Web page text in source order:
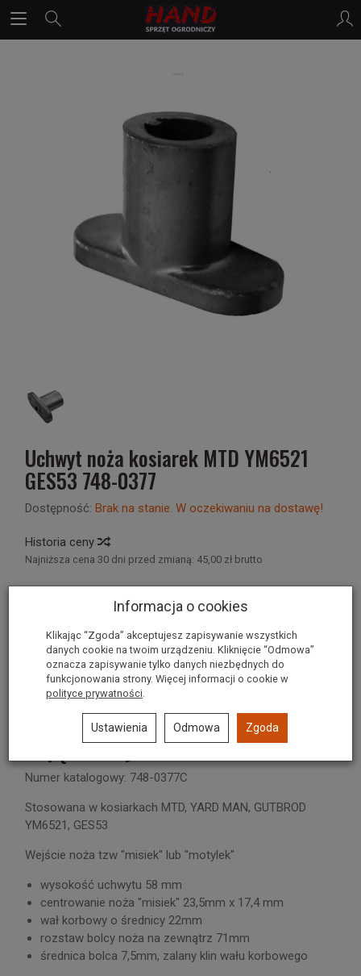
Uchwyt noża kosiarek MTD YM6521
GES53 748-0377
Dostępność: Brak na stanie. W oczekiwaniu na dostawę!
Historia ceny
Najniższa cena 30 dni przed zmianą: 45,00 zł brutto
45,00 zł
szt. dodaj do koszyka
Uchwyt noża MTD - kosiarki bez
napędu - wysoki
Numer katalogowy: 748-0377C
Stosowana w kosiarkach MTD, YARD MAN, GUTBROD
YM6521, GES53
Wejście noża tzw "misiek" lub "motylek"
wysokość uchwytu 58 mm
centrowanie noża "misiek" 23,5mm x 17,4 mm
wał korbowy o średnicy 22mm
rozstaw bolcy noża na zewnątrz 71mm
średnica bolca 7,5mm, zalany klin wału korbowego
Informacja o cookies
Klikając “Zgoda” akceptujesz zapisywanie wszystkich
danych cookie na twoim urządzeniu. Kliknięcie “Odmowa”
oznacza zapisywanie tylko danych niezbędnych do
funkcjonowania strony. Więcej informacji o cookie w
polityce prywatności
Ustawienia Odmowa Zgoda